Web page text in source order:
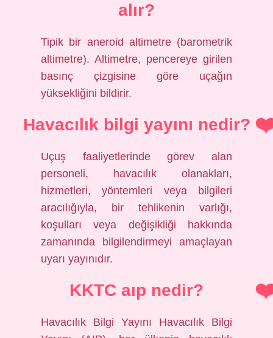
alır?
Tipik bir aneroid altimetre (barometrik
altimetre). Altimetre, pencereye girilen
basınç çizgisine göre uçağın
yüksekliğini bildirir.
Havacılık bilgi yayını nedir?
Uçuş faaliyetlerinde görev alan
personeli, havacılık olanakları,
hizmetleri, yöntemleri veya bilgileri
aracılığıyla, bir tehlikenin varlığı,
koşulları veya değişikliği hakkında
zamanında bilgilendirmeyi amaçlayan
uyarı yayınıdır.
KKTC aıp nedir?
Havacılık Bilgi Yayını Havacılık Bilgi